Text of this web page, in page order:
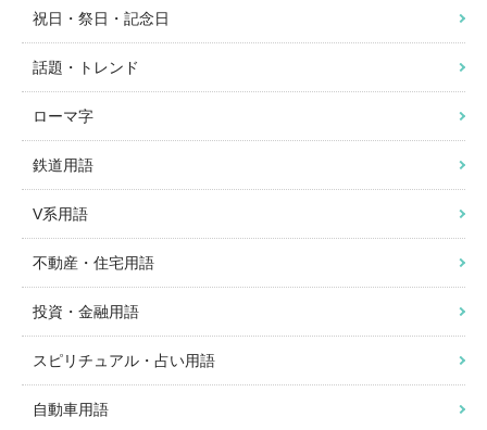
祝日・祭日・記念日
話題・トレンド
ローマ字
鉄道用語
V系用語
不動産・住宅用語
投資・金融用語
スピリチュアル・占い用語
自動車用語